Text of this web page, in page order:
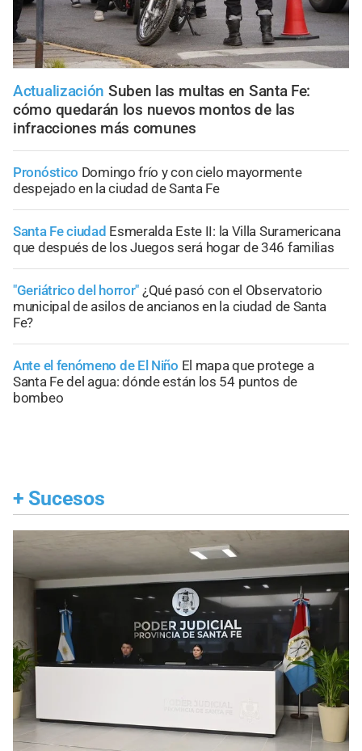
Actualización Suben las multas en Santa Fe:
cómo quedarán los nuevos montos de las
infracciones más comunes
Pronóstico Domingo frío y con cielo mayormente
despejado en la ciudad de Santa Fe
Santa Fe ciudad Esmeralda Este II: la Villa Suramericana
que después de los Juegos será hogar de 346 familias
"Geriátrico del horror" ¿Qué pasó con el Observatorio
municipal de asilos de ancianos en la ciudad de Santa
Fe?
Ante el fenómeno de El Niño El mapa que protege a
Santa Fe del agua: dónde están los 54 puntos de
bombeo
+ Sucesos